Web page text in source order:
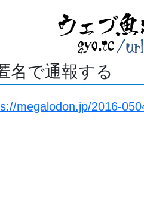
名で通報する
megalodon.jp/2016-